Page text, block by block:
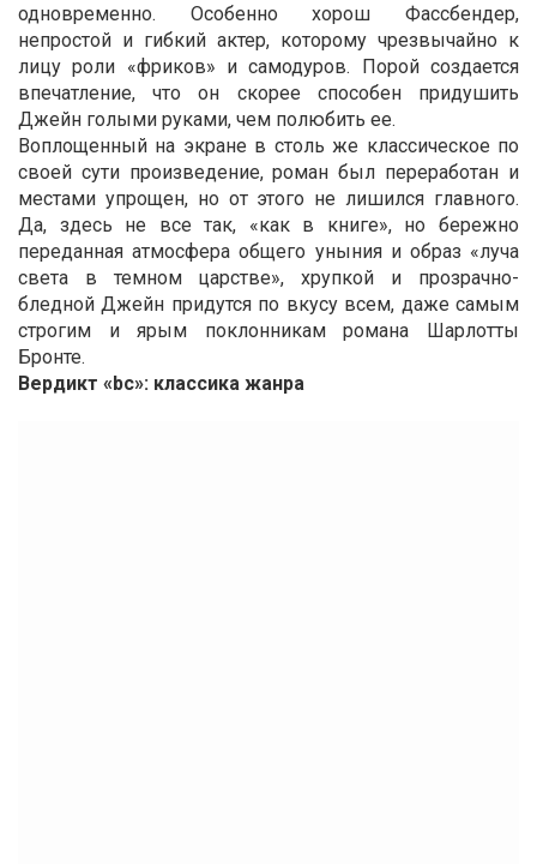
одновременно. Особенно хорош Фассбендер,
непростой и гибкий актер, которому чрезвычайно к
лицу роли «фриков» и самодуров. Порой создается
впечатление, что он скорее способен придушить
Джейн голыми руками, чем полюбить ее.
Воплощенный на экране в столь же классическое по
своей сути произведение, роман был переработан и
местами упрощен, но от этого не лишился главного.
Да, здесь не все так, «как в книге», но бережно
переданная атмосфера общего уныния и образ «луча
света в темном царстве», хрупкой и прозрачно-
бледной Джейн придутся по вкусу всем, даже самым
строгим и ярым поклонникам романа Шарлотты
Бронте.
Вердикт «bc»: классика жанра